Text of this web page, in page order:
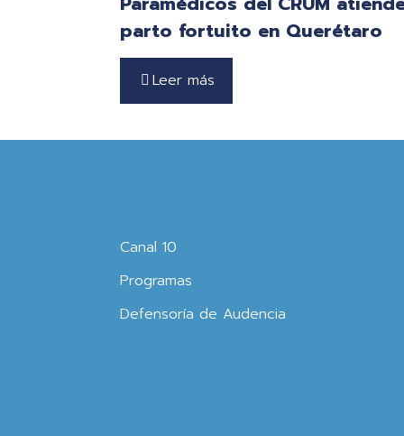
parto fortuito en Querétaro
Leer más
Canal 10
Programas
Defensoría de Audencia